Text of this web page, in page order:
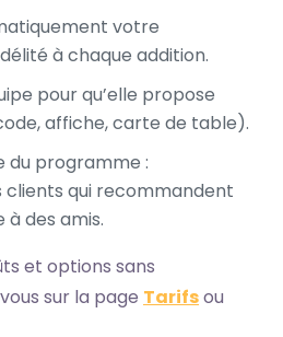
votre
à chaque addition.
pour qu’elle propose
affiche, carte de table).
du programme :
clients qui recommandent
des amis.
et options sans
sur la page Tarifsou